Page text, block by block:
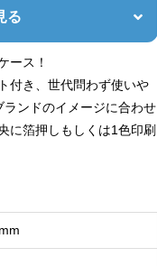
る
ース！
付き、世代問わず使いや
ンドのイメージに合わせ
に箔押しもしくは1色印刷